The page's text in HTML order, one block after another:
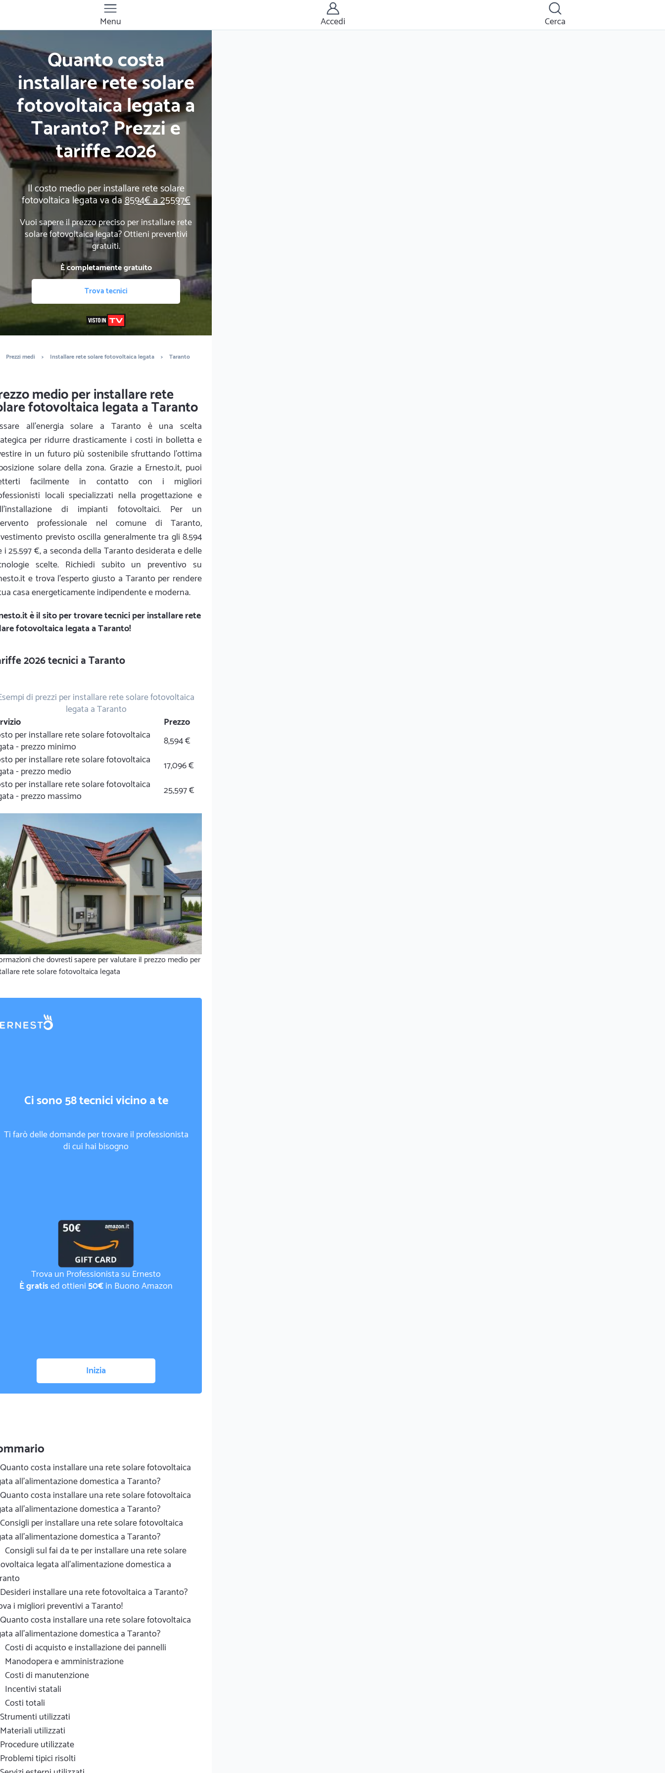
Quanto costa
installare rete solare
fotovoltaica legata a
Taranto? Prezzi e
tariffe 2026
Il costo medio per installare rete solare
fotovoltaica legata va da8594€ a 25597€
Vuoi sapere il prezzo preciso per installare rete
solare fotovoltaica legata? Ottieni preventivi
gratuiti.
È completamente gratuito
Trova tecnici
Prezzi medi > Installare rete solare fotovoltaica legata > Taranto
medio per installare rete
fotovoltaica legata a Taranto
all'energia solare a Taranto è una scelta
per ridurre drasticamente i costi in bolletta e
in un futuro più sostenibile sfruttando l'ottima
solare della zona. Grazie a Ernesto.it, puoi
facilmente in contatto con i migliori
locali specializzati nella progettazione e
di impianti fotovoltaici. Per un
professionale nel comune di Taranto,
previsto oscilla generalmente tra gli 8.594
i 25.597 €, a seconda della Taranto desiderata e delle
scelte. Richiedi subito un preventivo su
e trova l'esperto giusto a Taranto per rendere
casa energeticamente indipendente e moderna.
è il sito per trovare tecnici per installare rete
fotovoltaica legata a Taranto!
2026 tecnici a Taranto
di prezzi per installare rete solare fotovoltaica
legata a Taranto
Prezzo
per installare rete solare fotovoltaica
- prezzo minimo
8,594 €
per installare rete solare fotovoltaica
- prezzo medio
17,096 €
per installare rete solare fotovoltaica
- prezzo massimo
25,597 €
che dovresti sapere per valutare il prezzo medio per
rete solare fotovoltaica legata
Ci sono 58 tecnici vicino a te
Ti farò delle domande per trovare il professionista
di cui hai bisogno
Trova un Professionista su Ernesto
È gratised ottieni50€in Buono Amazon
Inizia
Quanto costa installare una rete solare fotovoltaica
all'alimentazione domestica a Taranto?
Quanto costa installare una rete solare fotovoltaica
all'alimentazione domestica a Taranto?
Consigli per installare una rete solare fotovoltaica
all'alimentazione domestica a Taranto?
Consigli sul fai da te per installare una rete solare
legata all'alimentazione domestica a
Desideri installare una rete fotovoltaica a Taranto?
i migliori preventivi a Taranto!
Quanto costa installare una rete solare fotovoltaica
all'alimentazione domestica a Taranto?
Costi di acquisto e installazione dei pannelli
Manodopera e amministrazione
Costi di manutenzione
Incentivi statali
Costi totali
Strumenti utilizzati
Materiali utilizzati
Procedure utilizzate
Problemi tipici risolti
Menu Accedi Cerca